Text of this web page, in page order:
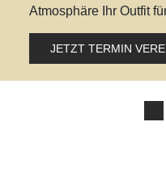
Atmosphäre Ihr Outfit
JETZT TERMIN